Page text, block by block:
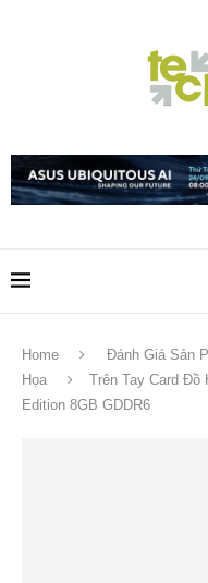
Home Đánh Giá Sản
Họa
Trên Tay Card Đồ
Edition 8GB GDDR6